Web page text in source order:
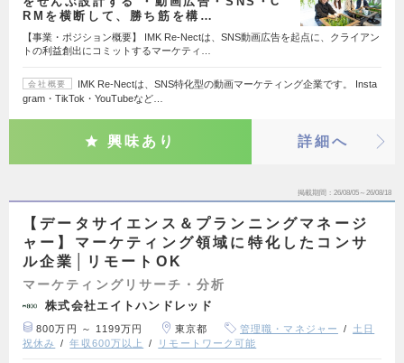
RMを横断して、勝ち筋を構…
【事業・ポジション概要】 IMK Re-Nectは、SNS動画広告を起点に、クライアン
トの利益創出にコミットするマーケティ…
会社概要
IMK Re-Nectは、SNS特化型の動画マーケティング企業です。 Insta
gram・TikTok・YouTubeなど…
興味あり 詳細へ
掲載期間 26/08/05～26/08/18
【データサイエンス＆プランニングマネージ
ャー】マーケティング領域に特化したコンサ
ル企業│リモートOK
マーケティングリサーチ・分析
株式会社エイトハンドレッド
800万円 ～ 1199万円 東京都 管理職・マネジャー
土日
祝休み
年収600万以上 リモートワーク可能